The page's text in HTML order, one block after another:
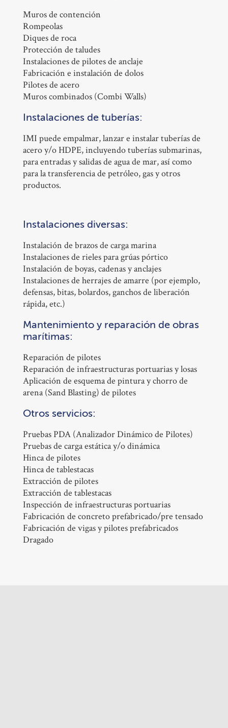
Muros de contención
Rompeolas
Diques de roca
Protección de taludes
Instalaciones de pilotes de anclaje
Fabricación e instalación de dolos
Pilotes de acero
Muros combinados (Combi Walls)
Instalaciones de tuberías:
IMI puede empalmar, lanzar e instalar tuberías de
acero y/o HDPE, incluyendo tuberías submarinas,
para entradas y salidas de agua de mar, así como
para la transferencia de petróleo, gas y otros
productos.
Instalaciones diversas:
Instalación de brazos de carga marina
Instalaciones de rieles para grúas pórtico
Instalación de boyas, cadenas y anclajes
Instalaciones de herrajes de amarre (por ejemplo,
defensas, bitas, bolardos, ganchos de liberación
rápida, etc.)
Mantenimiento y reparación de obras
marítimas:
Reparación de pilotes
Reparación de infraestructuras portuarias y losas
Aplicación de esquema de pintura y chorro de
arena (Sand Blasting) de pilotes
Otros servicios:
Pruebas PDA (Analizador Dinámico de Pilotes)
Pruebas de carga estática y/o dinámica
Hinca de pilotes
Hinca de tablestacas
Extracción de pilotes
Extracción de tablestacas
Inspección de infraestructuras portuarias
Fabricación de concreto prefabricado/pre tensado
Fabricación de vigas y pilotes prefabricados
Dragado